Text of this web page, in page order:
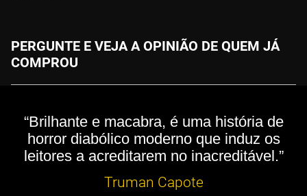
PERGUNTE E VEJA A OPINIÃO DE QUEM JÁ
COMPROU
“Brilhante e macabra, é uma história de
horror diabólico moderno que induz os
leitores a acreditarem no inacreditável.”
Truman Capote